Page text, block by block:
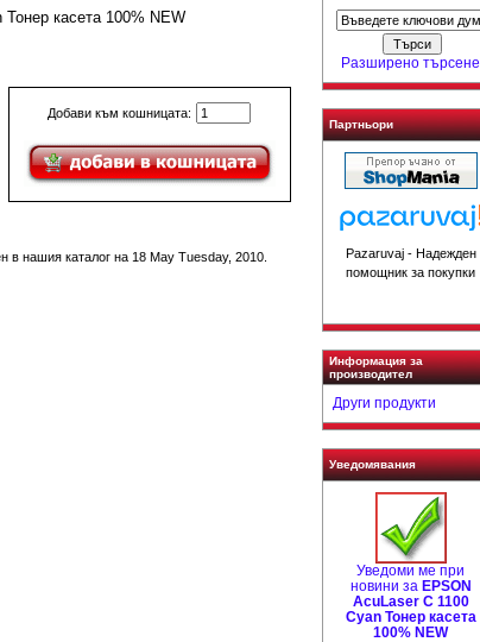
касета 100% NEW
Добави към кошницата:
в нашия каталог на 18 May Tuesday, 2010.
Разширено търсене
Партньори
Pazaruvaj - Надежден
помощник за покупки
Информация за
производител
Други продукти
Уведомявания
Уведоми ме при
новини за EPSON
AcuLaser C 1100
Cyan Тонер касета
100% NEW